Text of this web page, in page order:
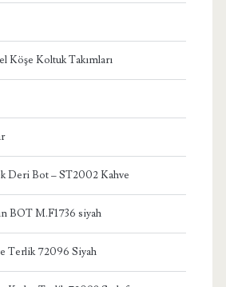
Köşe Koltuk Takımları
Deri Bot – ST2002 Kahve
BOT M.F1736 siyah
Terlik 72096 Siyah